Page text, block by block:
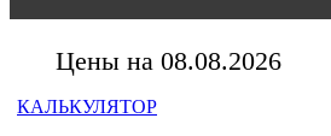
Цены на 08.08.2026
КАЛЬКУЛЯТОР